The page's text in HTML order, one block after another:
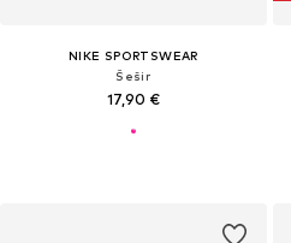
NIKE SPORTSWEAR
Šešir
17,90 €